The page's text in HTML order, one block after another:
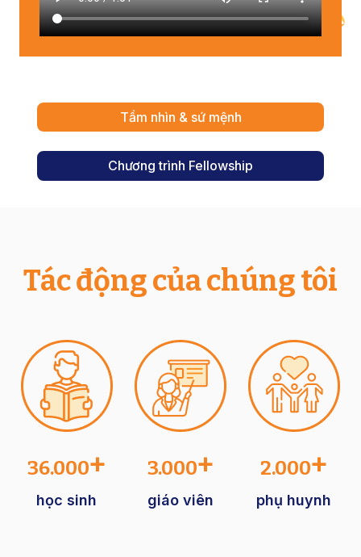
Tầm nhìn & sứ mệnh
Chương trình Fellowship
Tác động của chúng tôi
36.000+
học sinh
3.000+
giáo viên
2.000+
phụ huynh